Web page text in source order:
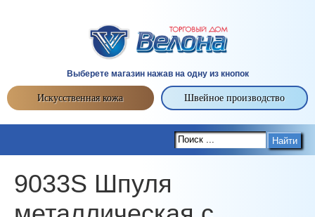
Выберете магазин нажав на одну из кнопок
Искусственная кожа Швейное производство
Найти
9033S Шпуля